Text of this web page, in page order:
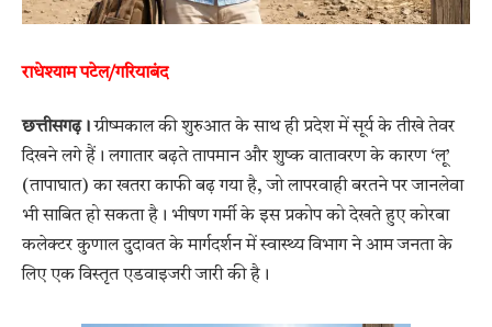
राधेश्याम पटेल/गरियाबंद
छत्तीसगढ़। ग्रीष्मकाल की शुरुआत के साथ ही प्रदेश में सूर्य के तीखे तेवर
दिखने लगे हैं। लगातार बढ़ते तापमान और शुष्क वातावरण के कारण ‘लू’
(तापाघात) का खतरा काफी बढ़ गया है, जो लापरवाही बरतने पर जानलेवा
भी साबित हो सकता है। भीषण गर्मी के इस प्रकोप को देखते हुए कोरबा
कलेक्टर कुणाल दुदावत के मार्गदर्शन में स्वास्थ्य विभाग ने आम जनता के
लिए एक विस्तृत एडवाइजरी जारी की है।